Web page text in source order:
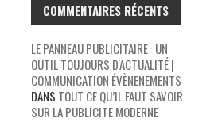
COMMENTAIRES RÉCENTS
LE PANNEAU PUBLICITAIRE : UN
OUTIL TOUJOURS D'ACTUALITÉ |
COMMUNICATION ÉVÈNENEMENTS
DANS TOUT CE QU’IL FAUT SAVOIR
SUR LA PUBLICITE MODERNE